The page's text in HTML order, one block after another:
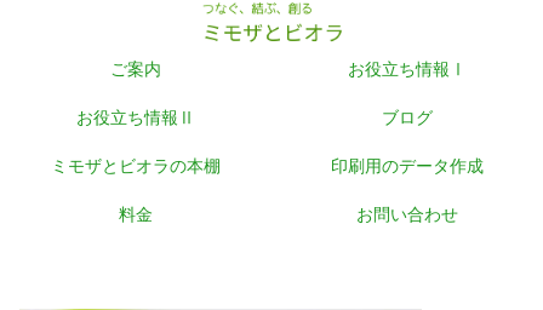
ご案内 お役立ち情報Ⅰ
お役立ち情報Ⅱ ブログ
ミモザとビオラの本棚 印刷用のデータ作成
料金 お問い合わせ